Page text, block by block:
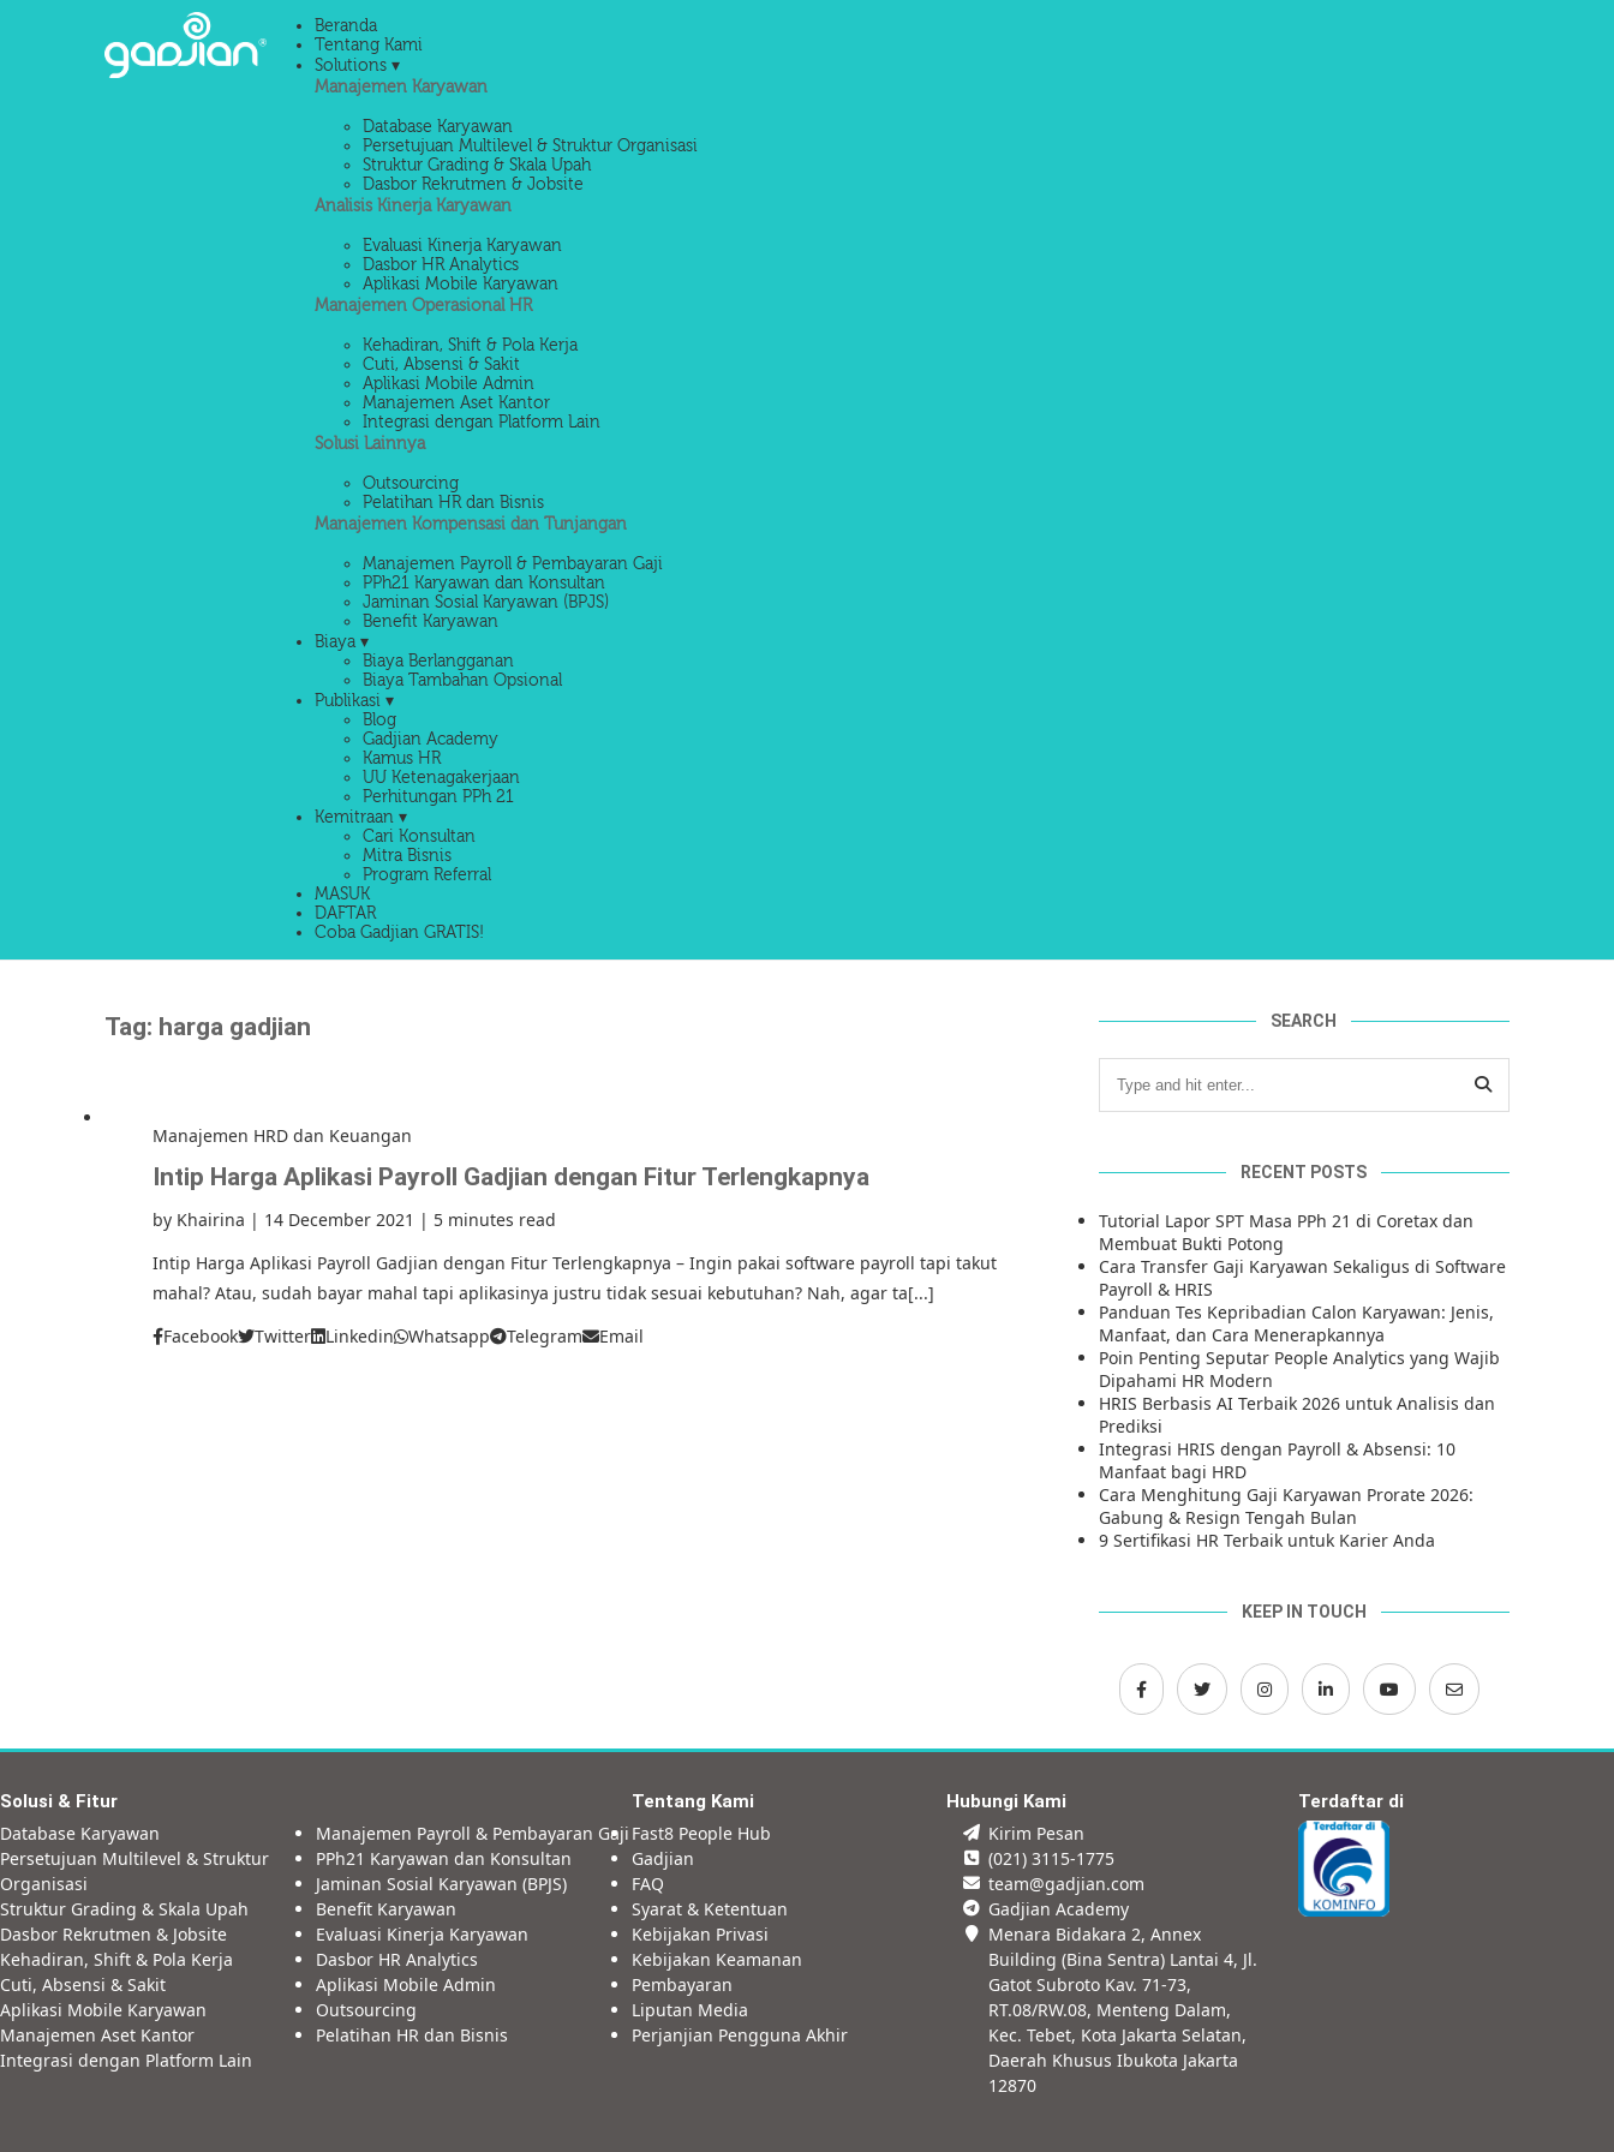
Beranda
Tentang Kami
Solutions ▾
Manajemen Karyawan
Database Karyawan
Persetujuan Multilevel & Struktur Organisasi
Struktur Grading & Skala Upah
Dasbor Rekrutmen & Jobsite
Analisis Kinerja Karyawan
Evaluasi Kinerja Karyawan
Dasbor HR Analytics
Aplikasi Mobile Karyawan
Manajemen Operasional HR
Kehadiran, Shift & Pola Kerja
Cuti, Absensi & Sakit
Aplikasi Mobile Admin
Manajemen Aset Kantor
Integrasi dengan Platform Lain
Solusi Lainnya
Outsourcing
Pelatihan HR dan Bisnis
Manajemen Kompensasi dan Tunjangan
Manajemen Payroll & Pembayaran Gaji
PPh21 Karyawan dan Konsultan
Jaminan Sosial Karyawan (BPJS)
Benefit Karyawan
Biaya ▾
Biaya Berlangganan
Biaya Tambahan Opsional
Publikasi ▾
Blog
Gadjian Academy
Kamus HR
UU Ketenagakerjaan
Perhitungan PPh 21
Kemitraan ▾
Cari Konsultan
Mitra Bisnis
Program Referral
MASUK
DAFTAR
Coba Gadjian GRATIS!
Tag: harga gadjian
Manajemen HRD dan Keuangan
Intip Harga Aplikasi Payroll Gadjian dengan Fitur Terlengkapnya
by Khairina | 14 December 2021 | 5 minutes read
Intip Harga Aplikasi Payroll Gadjian dengan Fitur Terlengkapnya – Ingin pakai software payroll tapi takut
mahal? Atau, sudah bayar mahal tapi aplikasinya justru tidak sesuai kebutuhan? Nah, agar ta[...]
Facebook
Twitter Linkedin Whatsapp Telegram Email
SEARCH
RECENT POSTS
Tutorial Lapor SPT Masa PPh 21 di Coretax dan
Membuat Bukti Potong
Cara Transfer Gaji Karyawan Sekaligus di Software
Payroll & HRIS
Panduan Tes Kepribadian Calon Karyawan: Jenis,
Manfaat, dan Cara Menerapkannya
Poin Penting Seputar People Analytics yang Wajib
Dipahami HR Modern
HRIS Berbasis AI Terbaik 2026 untuk Analisis dan
Prediksi
Integrasi HRIS dengan Payroll & Absensi: 10
Manfaat bagi HRD
Cara Menghitung Gaji Karyawan Prorate 2026:
Gabung & Resign Tengah Bulan
9 Sertifikasi HR Terbaik untuk Karier Anda
KEEP IN TOUCH
Solusi & Fitur
Database Karyawan
Persetujuan Multilevel & Struktur
Organisasi
Struktur Grading & Skala Upah
Dasbor Rekrutmen & Jobsite
Kehadiran, Shift & Pola Kerja
Cuti, Absensi & Sakit
Aplikasi Mobile Karyawan
Manajemen Aset Kantor
Integrasi dengan Platform Lain
Manajemen Payroll & Pembayaran Gaji
PPh21 Karyawan dan Konsultan
Jaminan Sosial Karyawan (BPJS)
Benefit Karyawan
Evaluasi Kinerja Karyawan
Dasbor HR Analytics
Aplikasi Mobile Admin
Outsourcing
Pelatihan HR dan Bisnis
Tentang Kami
Fast8 People Hub
Gadjian
FAQ
Syarat & Ketentuan
Kebijakan Privasi
Kebijakan Keamanan
Pembayaran
Liputan Media
Perjanjian Pengguna Akhir
Hubungi Kami
Kirim Pesan
(021) 3115-1775
team@gadjian.com
Gadjian Academy
Menara Bidakara 2, Annex
Building (Bina Sentra) Lantai 4, Jl.
Gatot Subroto Kav. 71-73,
RT.08/RW.08, Menteng Dalam,
Kec. Tebet, Kota Jakarta Selatan,
Daerah Khusus Ibukota Jakarta
12870
Terdaftar di